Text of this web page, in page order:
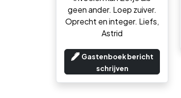
geen ander. Loep zuiver.
Oprecht en integer. Liefs,
Astrid
Gastenboek bericht
schrijven